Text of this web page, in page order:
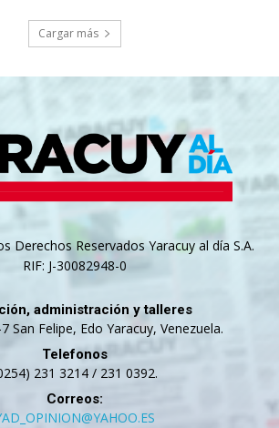
Cargar más
Derechos Reservados Yaracuy al día S.A.
RIF: J-30082948-0
administración y talleres
San Felipe, Edo Yaracuy, Venezuela.
Telefonos
231 3214 / 231 0392.
Correos: